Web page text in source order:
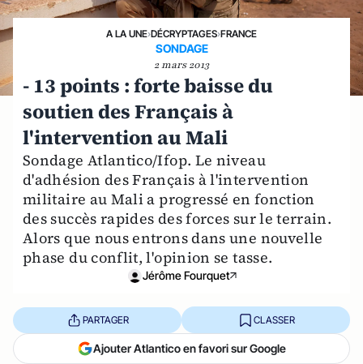
A LA UNE›DÉCRYPTAGES›FRANCE
SONDAGE
2 mars 2013
- 13 points : forte baisse du
soutien des Français à
l'intervention au Mali
Sondage Atlantico/Ifop. Le niveau
d'adhésion des Français à l'intervention
militaire au Mali a progressé en fonction
des succès rapides des forces sur le terrain.
Alors que nous entrons dans une nouvelle
phase du conflit, l'opinion se tasse.
Jérôme Fourquet
PARTAGER CLASSER
Ajouter Atlantico en favori sur Google